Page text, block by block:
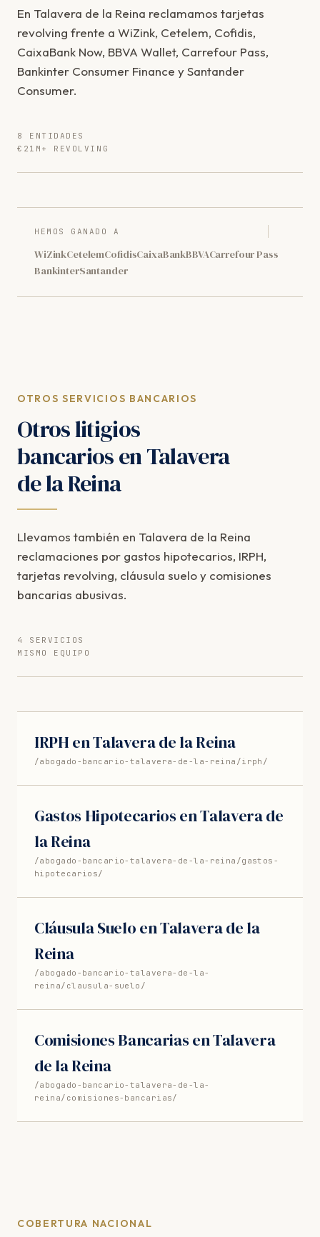
En Talavera de la Reina reclamamos tarjetas
revolving frente a WiZink, Cetelem, Cofidis,
CaixaBank Now, BBVA Wallet, Carrefour Pass,
Bankinter Consumer Finance y Santander
Consumer.
8 ENTIDADES
€21M+ REVOLVING
HEMOS GANADO A
WiZinkCetelemCofidisCaixaBankBBVACarrefour Pass
BankinterSantander
OTROS SERVICIOS BANCARIOS
Otros litigios
bancarios en Talavera
de la Reina
Llevamos también en Talavera de la Reina
reclamaciones por gastos hipotecarios, IRPH,
tarjetas revolving, cláusula suelo y comisiones
bancarias abusivas.
4 SERVICIOS
MISMO EQUIPO
IRPH en Talavera de la Reina
/abogado-bancario-talavera-de-la-reina/irph/
Gastos Hipotecarios en Talavera de
la Reina
/abogado-bancario-talavera-de-la-reina/gastos-
hipotecarios/
Cláusula Suelo en Talavera de la
Reina
/abogado-bancario-talavera-de-la-
reina/clausula-suelo/
Comisiones Bancarias en Talavera
de la Reina
/abogado-bancario-talavera-de-la-
reina/comisiones-bancarias/
COBERTURA NACIONAL